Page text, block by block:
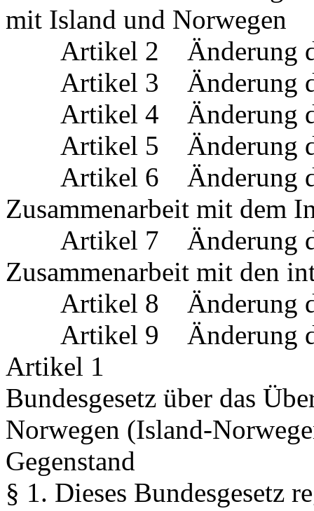
mit Island und Norwegen
Artikel 2 Änderung
Artikel 3 Änderung des
Artikel 4 Änderung
Artikel 5 Änderung
Artikel 6 Änderung des
Zusammenarbeit mit dem
Artikel 7 Änderung des
Zusammenarbeit mit den
Artikel 8 Änderung
Artikel 9 Änderung
Artikel 1
Bundesgesetz über das
Norwegen (Island-
Gegenstand
§ 1. Dieses Bundesgesetz